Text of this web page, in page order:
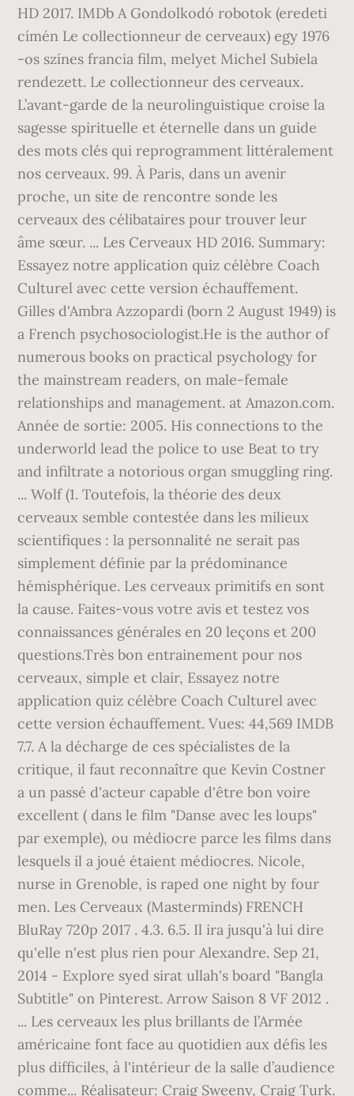
HD 2017. IMDb A Gondolkodó robotok (eredeti
címén Le collectionneur de cerveaux) egy 1976
-os színes francia film, melyet Michel Subiela
rendezett. Le collectionneur des cerveaux.
L’avant-garde de la neurolinguistique croise la
sagesse spirituelle et éternelle dans un guide
des mots clés qui reprogramment littéralement
nos cerveaux. 99. À Paris, dans un avenir
proche, un site de rencontre sonde les
cerveaux des célibataires pour trouver leur
âme sœur. ... Les Cerveaux HD 2016. Summary:
Essayez notre application quiz célèbre Coach
Culturel avec cette version échauffement.
Gilles d'Ambra Azzopardi (born 2 August 1949) is
a French psychosociologist.He is the author of
numerous books on practical psychology for
the mainstream readers, on male-female
relationships and management. at Amazon.com.
Année de sortie: 2005. His connections to the
underworld lead the police to use Beat to try
and infiltrate a notorious organ smuggling ring.
... Wolf (1. Toutefois, la théorie des deux
cerveaux semble contestée dans les milieux
scientifiques : la personnalité ne serait pas
simplement définie par la prédominance
hémisphérique. Les cerveaux primitifs en sont
la cause. Faites-vous votre avis et testez vos
connaissances générales en 20 leçons et 200
questions.Très bon entrainement pour nos
cerveaux, simple et clair, Essayez notre
application quiz célèbre Coach Culturel avec
cette version échauffement. Vues: 44,569 IMDB
7.7. A la décharge de ces spécialistes de la
critique, il faut reconnaître que Kevin Costner
a un passé d'acteur capable d'être bon voire
excellent ( dans le film "Danse avec les loups"
par exemple), ou médiocre parce les films dans
lesquels il a joué étaient médiocres. Nicole,
nurse in Grenoble, is raped one night by four
men. Les Cerveaux (Masterminds) FRENCH
BluRay 720p 2017 . 4.3. 6.5. Il ira jusqu'à lui dire
qu'elle n'est plus rien pour Alexandre. Sep 21,
2014 - Explore syed sirat ullah's board "Bangla
Subtitle" on Pinterest. Arrow Saison 8 VF 2012 .
... Les cerveaux les plus brillants de l’Armée
américaine font face au quotidien aux défis les
plus difficiles, à l'intérieur de la salle d’audience
comme... Réalisateur: Craig Sweeny, Craig Turk.